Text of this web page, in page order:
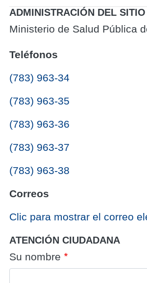
ADMINISTRACIÓN DEL SITIO
Ministerio de Salud Pública
Teléfonos
(783) 963-34
(783) 963-35
(783) 963-36
(783) 963-37
(783) 963-38
Correos
‎Clic para mostrar el correo
ATENCIÓN CIUDADANA
Su nombre